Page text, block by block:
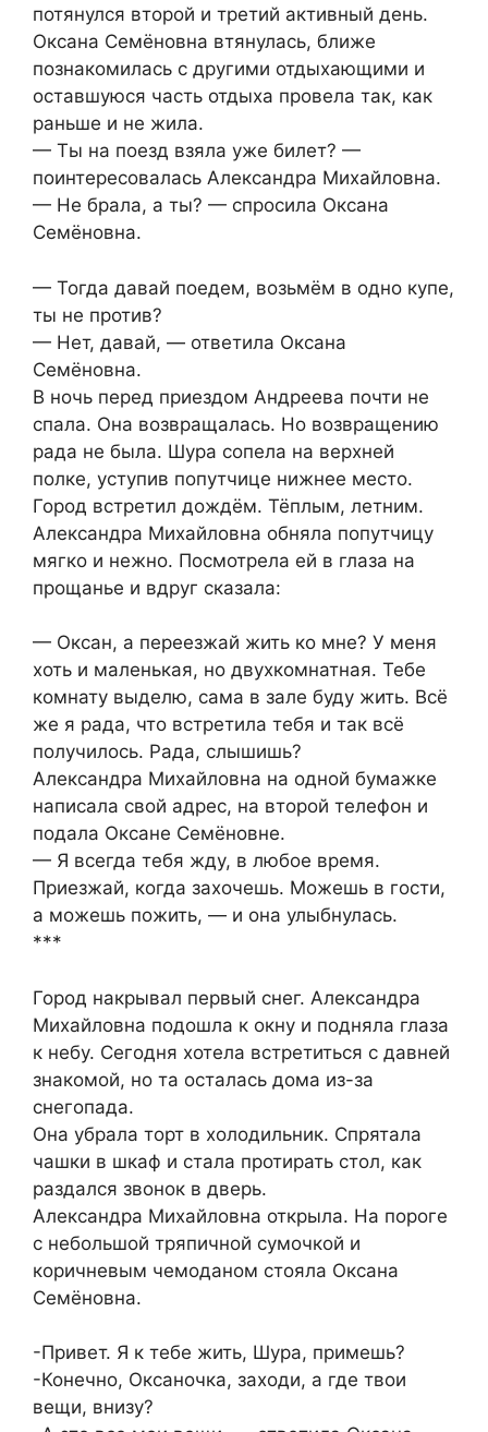
потянулся второй и третий активный день.
Оксана Семёновна втянулась, ближе
познакомилась с другими отдыхающими и
оставшуюся часть отдыха провела так, как
раньше и не жила.
— Ты на поезд взяла уже билет? —
поинтересовалась Александра Михайловна.
— Не брала, а ты? — спросила Оксана
Семёновна.
— Тогда давай поедем, возьмём в одно купе,
ты не против?
— Нет, давай, — ответила Оксана
Семёновна.
В ночь перед приездом Андреева почти не
спала. Она возвращалась. Но возвращению
рада не была. Шура сопела на верхней
полке, уступив попутчице нижнее место.
Город встретил дождём. Тёплым, летним.
Александра Михайловна обняла попутчицу
мягко и нежно. Посмотрела ей в глаза на
прощанье и вдруг сказала:
— Оксан, а переезжай жить ко мне? У меня
хоть и маленькая, но двухкомнатная. Тебе
комнату выделю, сама в зале буду жить. Всё
же я рада, что встретила тебя и так всё
получилось. Рада, слышишь?
Александра Михайловна на одной бумажке
написала свой адрес, на второй телефон и
подала Оксане Семёновне.
— Я всегда тебя жду, в любое время.
Приезжай, когда захочешь. Можешь в гости,
а можешь пожить, — и она улыбнулась.
***
Город накрывал первый снег. Александра
Михайловна подошла к окну и подняла глаза
к небу. Сегодня хотела встретиться с давней
знакомой, но та осталась дома из-за
снегопада.
Она убрала торт в холодильник. Спрятала
чашки в шкаф и стала протирать стол, как
раздался звонок в дверь.
Александра Михайловна открыла. На пороге
с небольшой тряпичной сумочкой и
коричневым чемоданом стояла Оксана
Семёновна.
-Привет. Я к тебе жить, Шура, примешь?
-Конечно, Оксаночка, заходи, а где твои
вещи, внизу?